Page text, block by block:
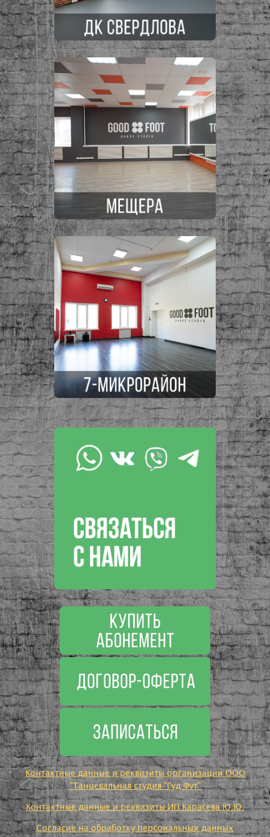
Контактные данные и реквизиты организации ООО
"Танцевальная студия "Гуд Фут"
Контактные данные и реквизиты ИП Карасева Ю.Ю.
Согласие на обработку персональных данных